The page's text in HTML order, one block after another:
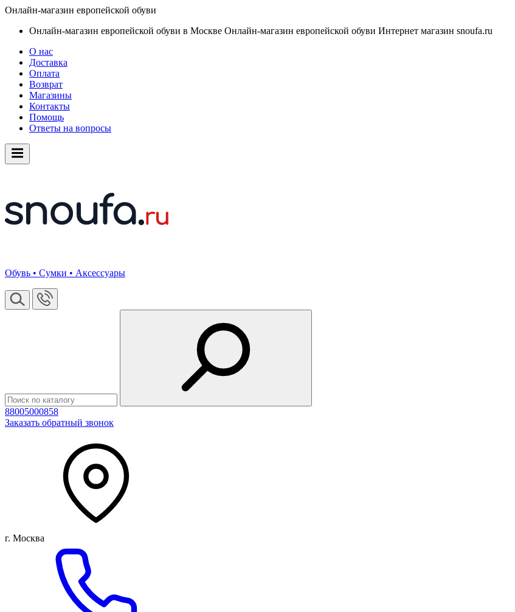
Онлайн-магазин европейской обуви
Онлайн-магазин европейской обуви в Москве Онлайн-магазин европейской обуви Интернет магазин snoufa.ru
О нас
Доставка
Оплата
Возврат
Магазины
Контакты
Помощь
Ответы на вопросы
Обувь • Сумки • Аксессуары
88005000858
Заказать обратный звонок
г. Москва